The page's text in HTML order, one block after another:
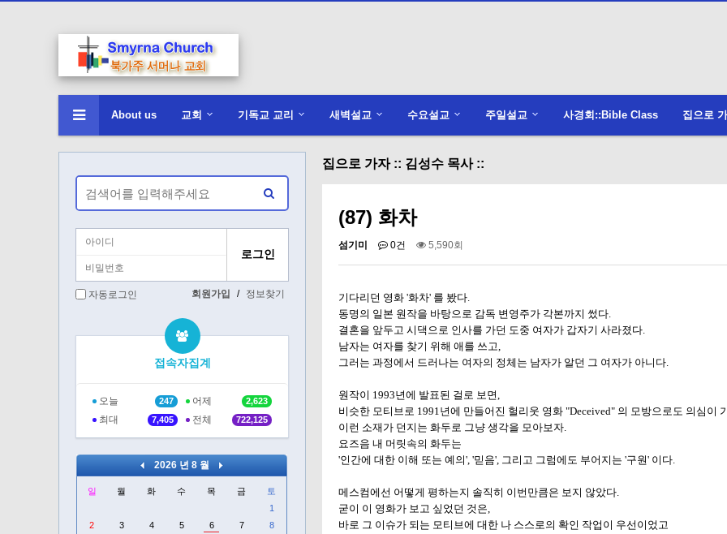
About us 교회 기독교 교리 새벽설교 수요설교 주일설교 사경회::Bible Class 집으로
집으로 가자 :: 김성수 목사 ::
(87) 화차
섬기미 0건 5,590회
기다리던 영화 '화차' 를 봤다.
동명의 일본 원작을 바탕으로 감독 변영주가 각본까지 썼다.
결혼을 앞두고 시댁으로 인사를 가던 도중 여자가 갑자기 사라졌다.
남자는 여자를 찾기 위해 애를 쓰고,
그러는 과정에서 드러나는 여자의 정체는 남자가 알던 그 여자가 아니다.
원작이 1993년에 발표된 걸로 보면,
비슷한 모티브로 1991년에 만들어진 헐리웃 영화 "Deceived" 의 모방으로도 의심이
이런 소재가 던지는 화두로 그냥 생각을 모아보자.
요즈음 내 머릿속의 화두는
'인간에 대한 이해 또는 예의', '믿음', 그리고 그럼에도 부어지는 '구원' 이다.
메스컴에선 어떻게 평하는지 솔직히 이번만큼은 보지 않았다.
굳이 이 영화가 보고 싶었던 것은,
바로 그 이슈가 되는 모티브에 대한 나 스스로의 확인 작업이 우선이었고
자동로그인 회원가입 / 정보찾기
접속자집계
오늘 247 어제 2,623
최대 7,405 전체 722,125
2026 년 8 월
일 월 화 수 목 금
토
1
2
3 4 5 6 7
8